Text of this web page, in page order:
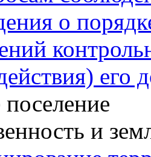
о
его
и